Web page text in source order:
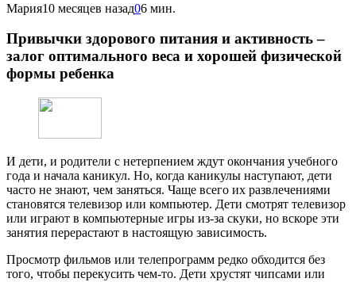
Мария10 месяцев назад06 мин.
Привычки здорового питания и активность –
залог оптимального веса и хорошей физической
формы ребенка
И дети, и родители с нетерпением ждут окончания учебного
года и начала каникул. Но, когда каникулы наступают, дети
часто не знают, чем заняться. Чаще всего их развлечениями
становятся телевизор или компьютер. Дети смотрят телевизор
или играют в компьютерные игры из-за скуки, но вскоре эти
занятия перерастают в настоящую зависимость.
Просмотр фильмов или телепрограмм редко обходится без
того, чтобы перекусить чем-то. Дети хрустят чипсами или